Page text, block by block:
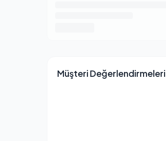
Müşteri Değerlendirmeleri